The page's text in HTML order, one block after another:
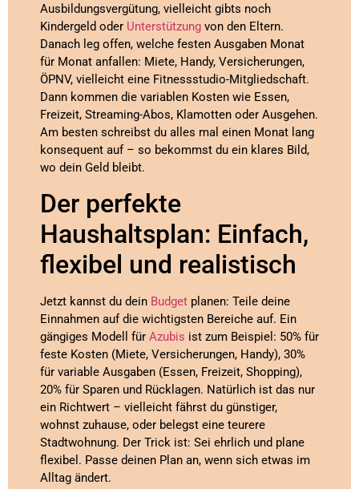
Ausbildungsvergütung, vielleicht gibts noch
Kindergeld oder Unterstützung von den Eltern.
Danach leg offen, welche festen Ausgaben Monat
für Monat anfallen: Miete, Handy, Versicherungen,
ÖPNV, vielleicht eine Fitnessstudio-Mitgliedschaft.
Dann kommen die variablen Kosten wie Essen,
Freizeit, Streaming-Abos, Klamotten oder Ausgehen.
Am besten schreibst du alles mal einen Monat lang
konsequent auf – so bekommst du ein klares Bild,
wo dein Geld bleibt.
Der perfekte
Haushaltsplan: Einfach,
flexibel und realistisch
Jetzt kannst du dein Budget planen: Teile deine
Einnahmen auf die wichtigsten Bereiche auf. Ein
gängiges Modell für Azubis ist zum Beispiel: 50% für
feste Kosten (Miete, Versicherungen, Handy), 30%
für variable Ausgaben (Essen, Freizeit, Shopping),
20% für Sparen und Rücklagen. Natürlich ist das nur
ein Richtwert – vielleicht fährst du günstiger,
wohnst zuhause, oder belegst eine teurere
Stadtwohnung. Der Trick ist: Sei ehrlich und plane
flexibel. Passe deinen Plan an, wenn sich etwas im
Alltag ändert.